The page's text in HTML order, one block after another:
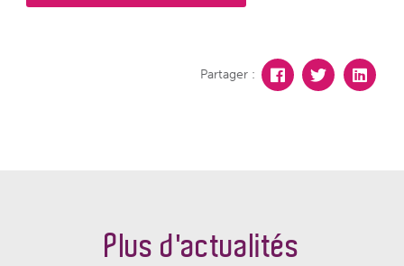
Partager :
Plus d'actualités